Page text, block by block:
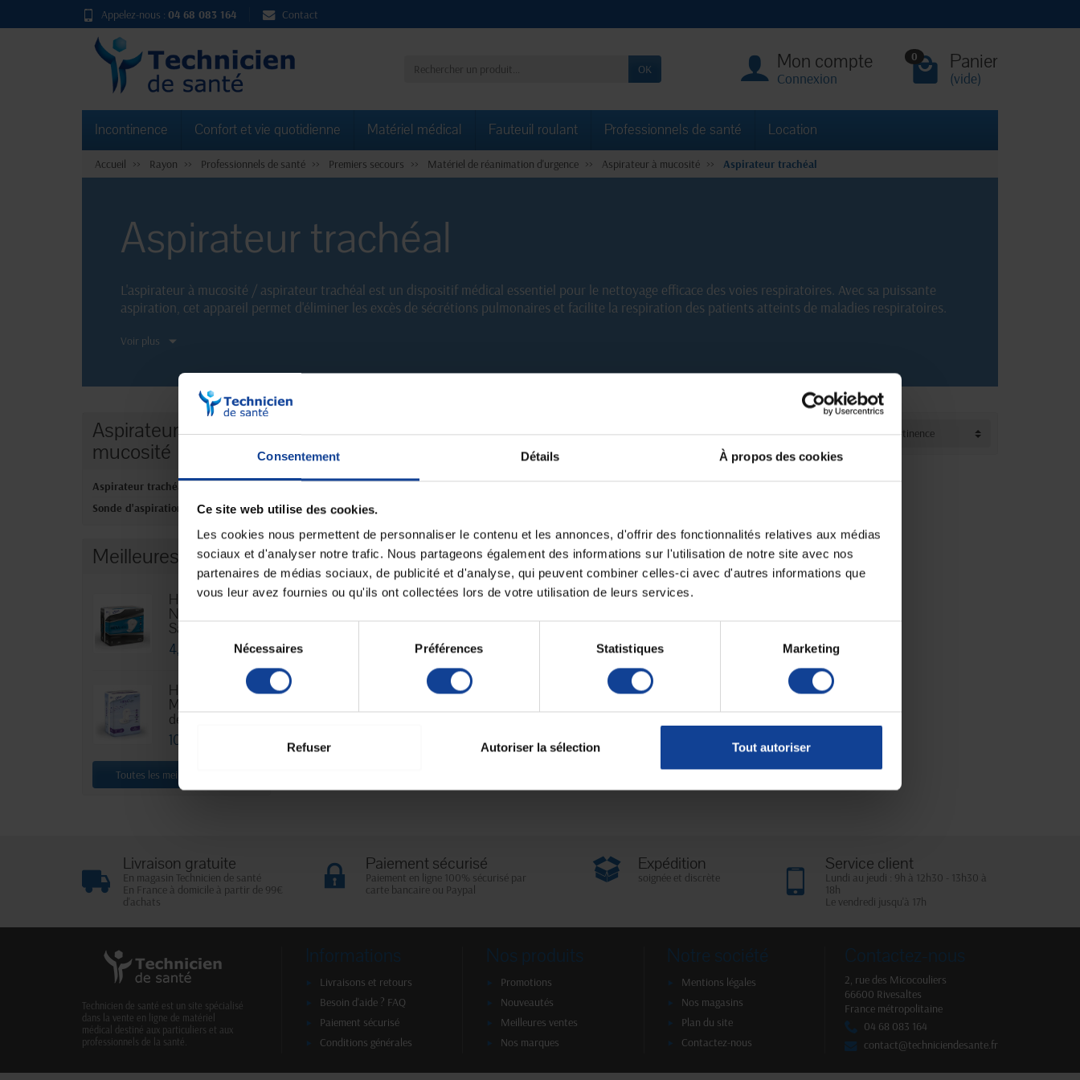
Consentement Détails À propos des cookies
Ce site web utilise des cookies.
Les cookies nous permettent de personnaliser le contenu et les annonces, d'offrir des fonctionnalités relatives aux médias
sociaux et d'analyser notre trafic. Nous partageons également des informations sur l'utilisation de notre site avec nos
partenaires de médias sociaux, de publicité et d'analyse, qui peuvent combiner celles-ci avec d'autres informations que
vous leur avez fournies ou qu'ils ont collectées lors de votre utilisation de leurs services.
Sélection
consentement
Nécessaires Préférences Statistiques Marketing
Refuser Autoriser la sélection Tout autoriser
Appelez-nous : 04 68 083 164 Contact
OK Mon compte
Connexion
0 Panier
(vide)
Incontinence Confort et vie quotidienne Matériel médical Fauteuil roulant Professionnels de santé Location
Accueil Rayon Professionnels de santé Premiers secours Matériel de réanimation d'urgence Aspirateur à mucosité Aspirateur trachéal
Aspirateur trachéal
L'aspirateur à mucosité / aspirateur trachéal est un dispositif médical essentiel pour le nettoyage efficace des voies respiratoires. Avec sa puissante
aspiration, cet appareil permet d'éliminer les excès de sécrétions pulmonaires et facilite la respiration des patients atteints de maladies respiratoires.
patients.
Voir plus
Aspirateur à
mucosité
Aspirateur trachéal
Sonde d'aspiration
Meilleures ventes
Hexamen
Niveau 3 -
Sachet...
4,76 €
HEXA Lady
Maxi - Sachet
de 30
10,88 €
Toutes les meilleures ventes
Il y a 2 produits. Trier par : Pertinence
Aspirateur de mucosités Aspirateur de mucosités
Livraison gratuite
En magasin Technicien de santé
En France à domicile à partir de 99€
d'achats
Paiement sécurisé
Paiement en ligne 100% sécurisé par
carte bancaire ou Paypal
Expédition
soignée et discrète
Service client
Lundi au jeudi : 9h à 12h30 - 13h30 à
18h
Le vendredi jusqu'à 17h
Technicien de santé est un site spécialisé
dans la vente en ligne de matériel
médical destiné aux particuliers et aux
professionnels de la santé.
Informations
Livraisons et retours
Besoin d'aide ? FAQ
Paiement sécurisé
Conditions générales
Nos produits
Promotions
Nouveautés
Meilleures ventes
Nos marques
Notre société
Mentions légales
Nos magasins
Plan du site
Contactez-nous
Contactez-nous
2, rue des Micocouliers
66600 Rivesaltes
France métropolitaine
04 68 083 164
contact@techniciendesante.fr